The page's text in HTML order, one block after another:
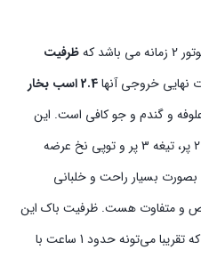
که
ظرفیت
نهایی خروجی آنها2.4 اسب بخار
و گندم و جو کافی است. این
دستگاه علفزن دوشی همراه یک تیغه 2 پر، تیغه 3 پر و توپی نخ عرضه
بسیار راحت و خلبانی
و متفاوت هست. ظرفیت باک این
علف زن دوشی، 900 سی سی هست که تقریبا می‌تونه حدود 1 ساعت با